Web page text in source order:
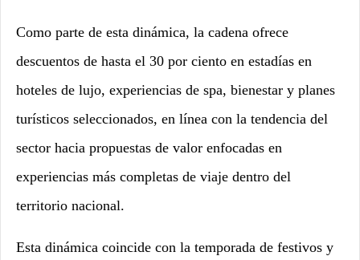
Como parte de esta dinámica, la cadena ofrece
descuentos de hasta el 30 por ciento en estadías en
hoteles de lujo, experiencias de spa, bienestar y planes
turísticos seleccionados, en línea con la tendencia del
sector hacia propuestas de valor enfocadas en
experiencias más completas de viaje dentro del
territorio nacional.
Esta dinámica coincide con la temporada de festivos y